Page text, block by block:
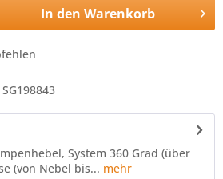
In den Warenkorb
SG198843
System 360 Grad (über
(von Nebel bis... mehr